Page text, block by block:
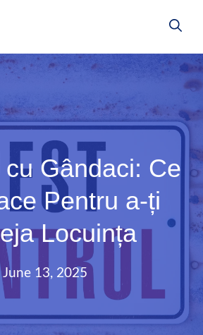
Gândaci: Ce
Pentru a-ți
Locuința
June 13, 2025